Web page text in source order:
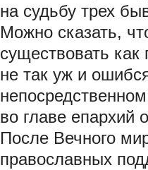
на судьбу трех
Можно сказать,
существовать
не так уж и
во главе епархий
После Вечного
православных